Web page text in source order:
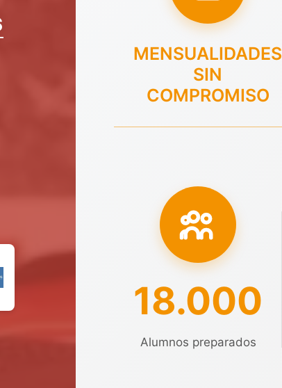
MENSUALIDADES
SIN
COMPROMISO
18.000
Alumnos preparados